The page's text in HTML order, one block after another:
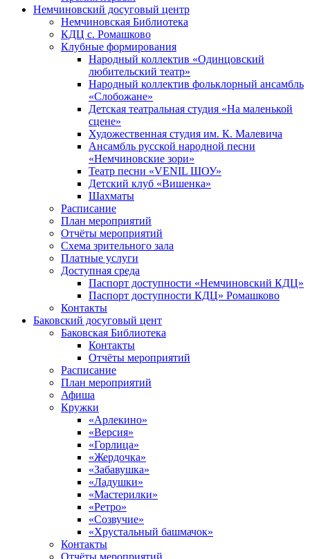
Немчиновский досуговый центр
Немчиновская Библиотека
КДЦ с. Ромашково
Клубные формирования
Народный коллектив «Одинцовский
любительский театр»
Народный коллектив фольклорный ансамбль
«Слобожане»
Детская театральная студия «На маленькой
сцене»
Художественная студия им. К. Малевича
Ансамбль русской народной песни
«Немчиновские зори»
Театр песни «VENIL ШОУ»
Детский клуб «Вишенка»
Шахматы
Расписание
План мероприятий
Отчёты мероприятий
Схема зрительного зала
Платные услуги
Доступная среда
Паспорт доступности «Немчиновский КДЦ»
Паспорт доступности КДЦ» Ромашково
Контакты
Баковский досуговый цент
Баковская Библиотека
Контакты
Отчёты мероприятий
Расписание
План мероприятий
Афиша
Кружки
«Арлекино»
«Версия»
«Горлица»
«Жердочка»
«Забавушка»
«Ладушки»
«Мастерилки»
«Ретро»
«Созвучие»
«Хрустальный башмачок»
Контакты
Отчёты мероприятий